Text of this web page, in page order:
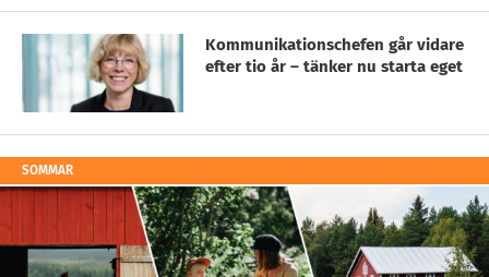
Kommunikationschefen går vidare
efter tio år – tänker nu starta eget
SOMMAR